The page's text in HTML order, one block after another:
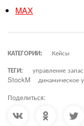
MAX
КАТЕГОРИИ:
Кейсы
ТЕГИ:
управление
StockM
динамическое
Поделиться: